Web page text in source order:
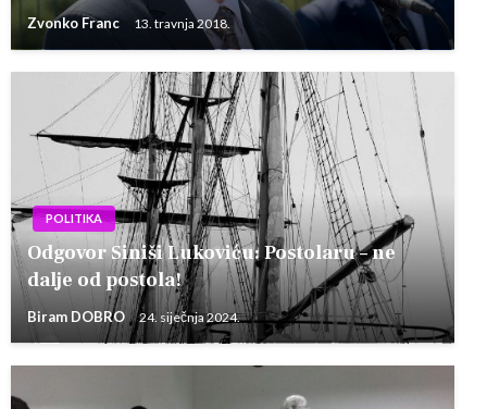
Zvonko Franc 13. travnja 2018.
POLITIKA
Odgovor Siniši Lukoviću: Postolaru – ne
dalje od postola!
Biram DOBRO 24. siječnja 2024.